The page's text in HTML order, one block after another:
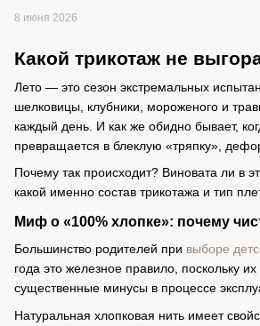
8 июня 2026
Какой трикотаж не
Лето — это сезон экстремальных
шелковицы, клубники, мороженого и
каждый день. И как же обидно бывает,
превращается в блеклую «тряпку»,
Почему так происходит? Виновата ли в
какой именно состав трикотажа и тип
Миф о «100% хлопке»: почему
Большинство родителей при выборе
года это железное правило, поскольку
существенные минусы в процессе
Натуральная хлопковая нить имеет